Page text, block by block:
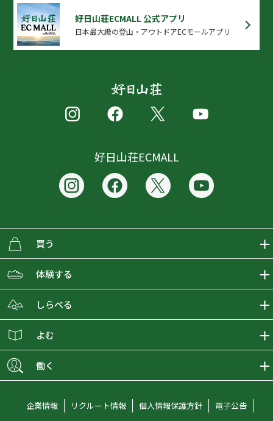
好日山荘ECMALL 公式アプリ
日本最大級の登山・アウトドアECモールアプリ
好日山荘ECMALL
買う
ECMALLの商品をさがす
取り扱いブランド一覧
ショップブログ
会員募集
体験する
おとな女子登山部
グラビティリサーチ
しらべる
登山レポート
オンラインコンシェルジュ
よむ
働く
企業情報 リクルート情報 個人情報保護方針
電子公告